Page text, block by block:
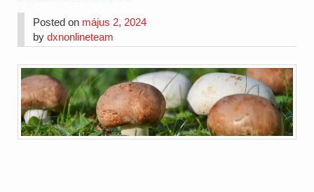
Posted on május 2, 2024
bydxnonlineteam